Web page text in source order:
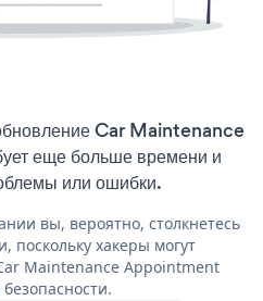
Car Maintenance
еще больше времени и
или ошибки.
вы, вероятно, столкнетесь
поскольку хакеры могут
Maintenance Appointment